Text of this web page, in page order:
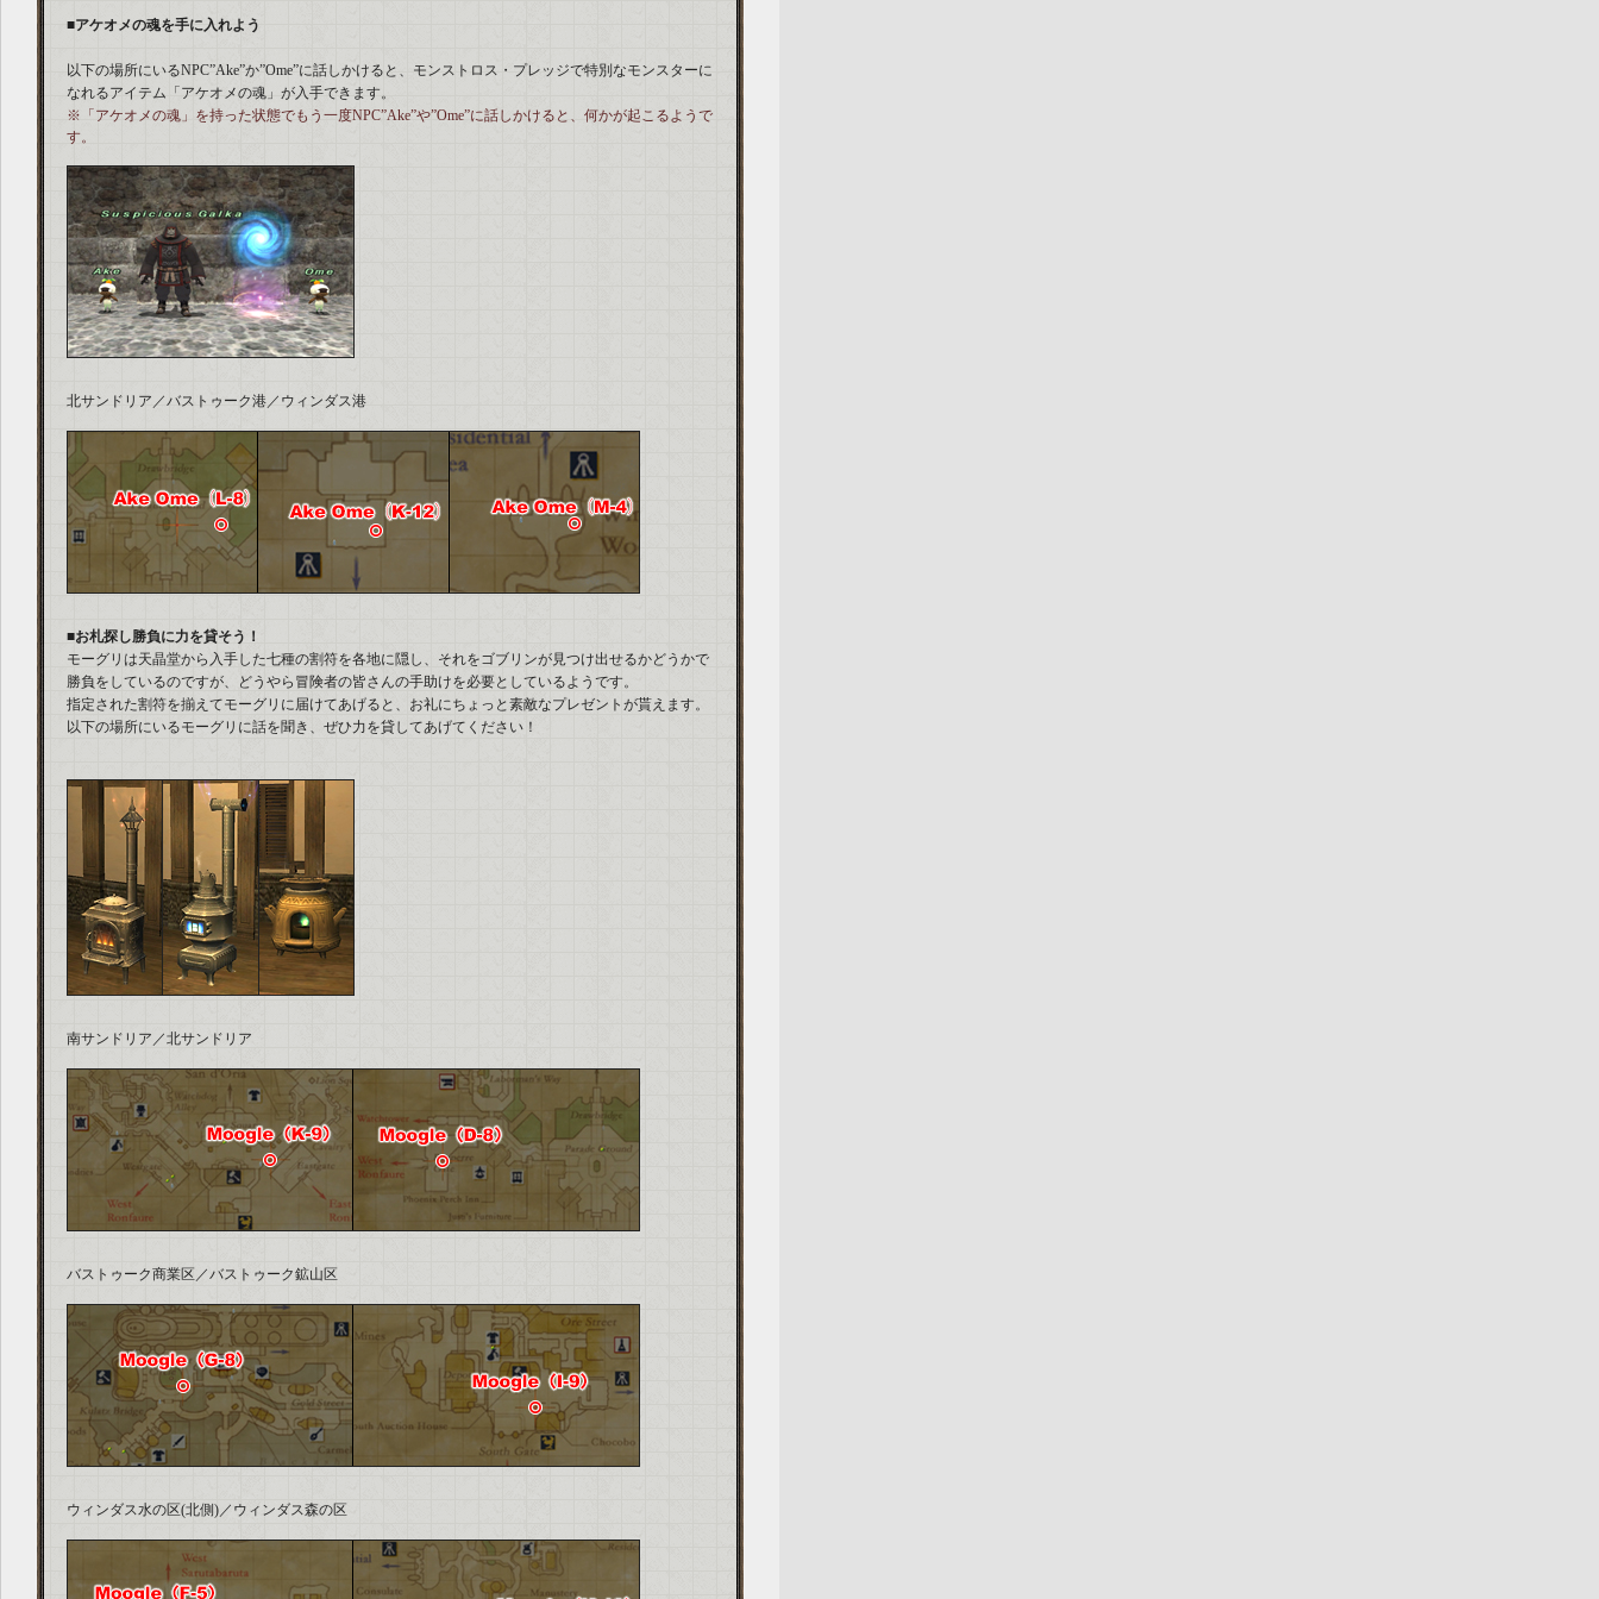
■アケオメの魂を手に入れよう
以下の場所にいるNPC”Ake”か”Ome”に話しかけると、モンストロス・プレッジで特別なモンスターに
なれるアイテム「アケオメの魂」が入手できます。
※「アケオメの魂」を持った状態でもう一度NPC”Ake”や”Ome”に話しかけると、何かが起こるようで
す。
北サンドリア／バストゥーク港／ウィンダス港
■お札探し勝負に力を貸そう！
モーグリは天晶堂から入手した七種の割符を各地に隠し、それをゴブリンが見つけ出せるかどうかで
勝負をしているのですが、どうやら冒険者の皆さんの手助けを必要としているようです。
指定された割符を揃えてモーグリに届けてあげると、お礼にちょっと素敵なプレゼントが貰えます。
以下の場所にいるモーグリに話を聞き、ぜひ力を貸してあげてください！
南サンドリア／北サンドリア
バストゥーク商業区／バストゥーク鉱山区
ウィンダス水の区(北側)／ウィンダス森の区